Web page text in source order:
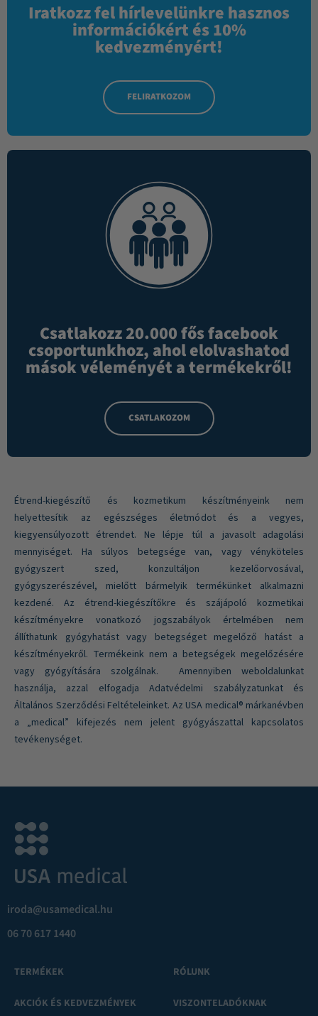
Iratkozz fel hírlevelünkre hasznos
információkért és 10%
kedvezményért!
FELIRATKOZOM
Csatlakozz 20.000 fős facebook
csoportunkhoz, ahol elolvashatod
mások véleményét a termékekről!
CSATLAKOZOM
Étrend-kiegészítő és kozmetikum készítményeink nem
helyettesítik az egészséges életmódot és a vegyes,
kiegyensúlyozott étrendet. Ne lépje túl a javasolt adagolási
mennyiséget. Ha súlyos betegsége van, vagy vényköteles
gyógyszert szed, konzultáljon kezelőorvosával,
gyógyszerészével, mielőtt bármelyik termékünket alkalmazni
kezdené. Az étrend-kiegészítőkre és szájápoló kozmetikai
készítményekre vonatkozó jogszabályok értelmében nem
állíthatunk gyógyhatást vagy betegséget megelőző hatást a
készítményekről. Termékeink nem a betegségek megelőzésére
vagy gyógyítására szolgálnak. Amennyiben weboldalunkat
használja, azzal elfogadja Adatvédelmi szabályzatunkat és
Általános Szerződési Feltételeinket. Az USA medical® márkanévben
a „medical” kifejezés nem jelent gyógyászattal kapcsolatos
tevékenységet.
iroda@usamedical.hu
06 70 617 1440
TERMÉKEK
AKCIÓK ÉS KEDVEZMÉNYEK
RÓLUNK
VISZONTELADÓKNAK